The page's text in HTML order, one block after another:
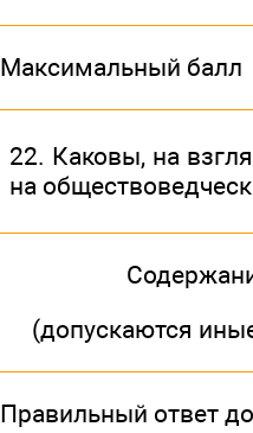
Максимальный балл
22. Каковы, на
на
(допускаются
Правильный ответ